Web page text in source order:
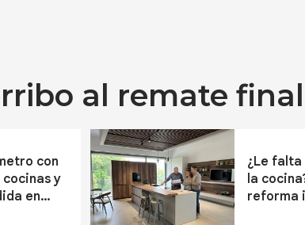
al remate final
con
y
en
¿Le falta
la
reforma